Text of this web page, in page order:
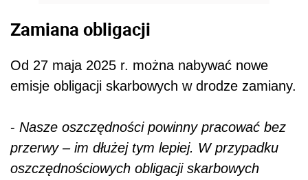
Zamiana obligacji
Od 27 maja 2025 r. można nabywać nowe
emisje obligacji skarbowych w drodze zamiany.
- Nasze oszczędności powinny pracować bez
przerwy – im dłużej tym lepiej. W przypadku
oszczędnościowych obligacji skarbowych